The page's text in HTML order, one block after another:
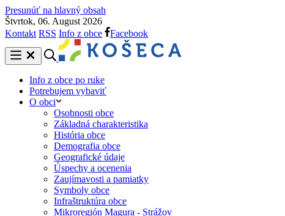
Presunúť na hlavný obsah
Štvrtok, 06. August 2026
Kontakt RSS Info z obce Facebook
Info z obce po ruke
Potrebujem vybaviť
O obci
Osobnosti obce
Základná charakteristika
História obce
Demografia obce
Geografické údaje
Úspechy a ocenenia
Zaujímavosti a pamiatky
Symboly obce
Infraštruktúra obce
Mikroregión Magura - Strážov